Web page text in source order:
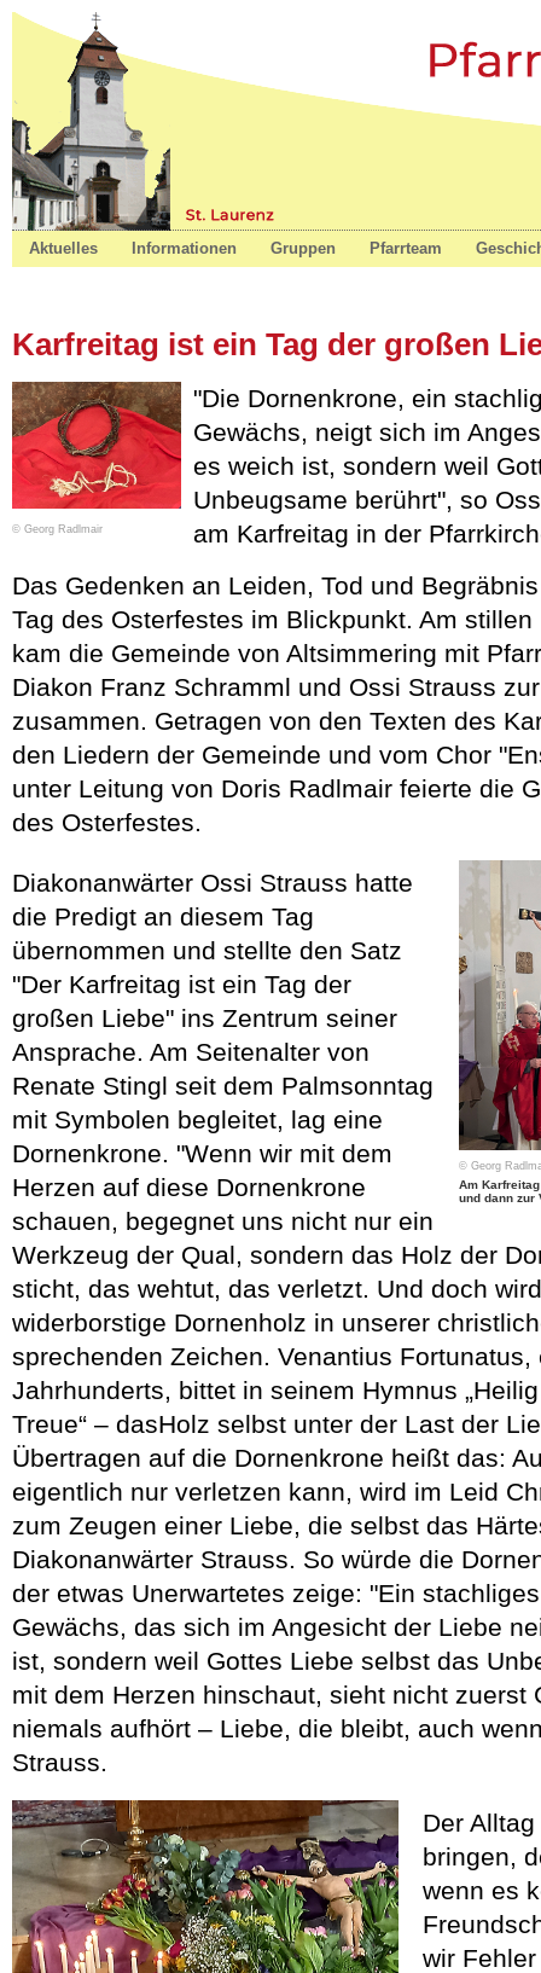
Aktuelles Informationen Gruppen Pfarrteam
Karfreitag ist ein Tag der großen
© Georg Radlmair
"Die Dornenkrone, ein
Gewächs, neigt sich im
es weich ist, sondern weil
Unbeugsame berührt", so
am Karfreitag in der
Das Gedenken an Leiden, Tod und
Tag des Osterfestes im Blickpunkt. Am
kam die Gemeinde von Altsimmering mit
Diakon Franz Schramml und Ossi Strauss
zusammen. Getragen von den Texten des
den Liedern der Gemeinde und vom Chor
unter Leitung von Doris Radlmair feierte die
des Osterfestes.
© Georg
Am
und dann zur
Diakonanwärter Ossi Strauss hatte
die Predigt an diesem Tag
übernommen und stellte den Satz
"Der Karfreitag ist ein Tag der
großen Liebe" ins Zentrum seiner
Ansprache. Am Seitenalter von
Renate Stingl seit dem Palmsonntag
mit Symbolen begleitet, lag eine
Dornenkrone. "Wenn wir mit dem
Herzen auf diese Dornenkrone
schauen, begegnet uns nicht nur ein
Werkzeug der Qual, sondern das Holz der
sticht, das wehtut, das verletzt. Und doch
widerborstige Dornenholz in unserer
sprechenden Zeichen. Venantius
Jahrhunderts, bittet in seinem Hymnus
Treue“ – dasHolz selbst unter der Last der
Übertragen auf die Dornenkrone heißt das:
eigentlich nur verletzen kann, wird im Leid
zum Zeugen einer Liebe, die selbst das
Diakonanwärter Strauss. So würde die
der etwas Unerwartetes zeige: "Ein
Gewächs, das sich im Angesicht der Liebe
ist, sondern weil Gottes Liebe selbst das
mit dem Herzen hinschaut, sieht nicht zuerst
niemals aufhört – Liebe, die bleibt, auch
Strauss.
Der
bringen,
wenn es
wir